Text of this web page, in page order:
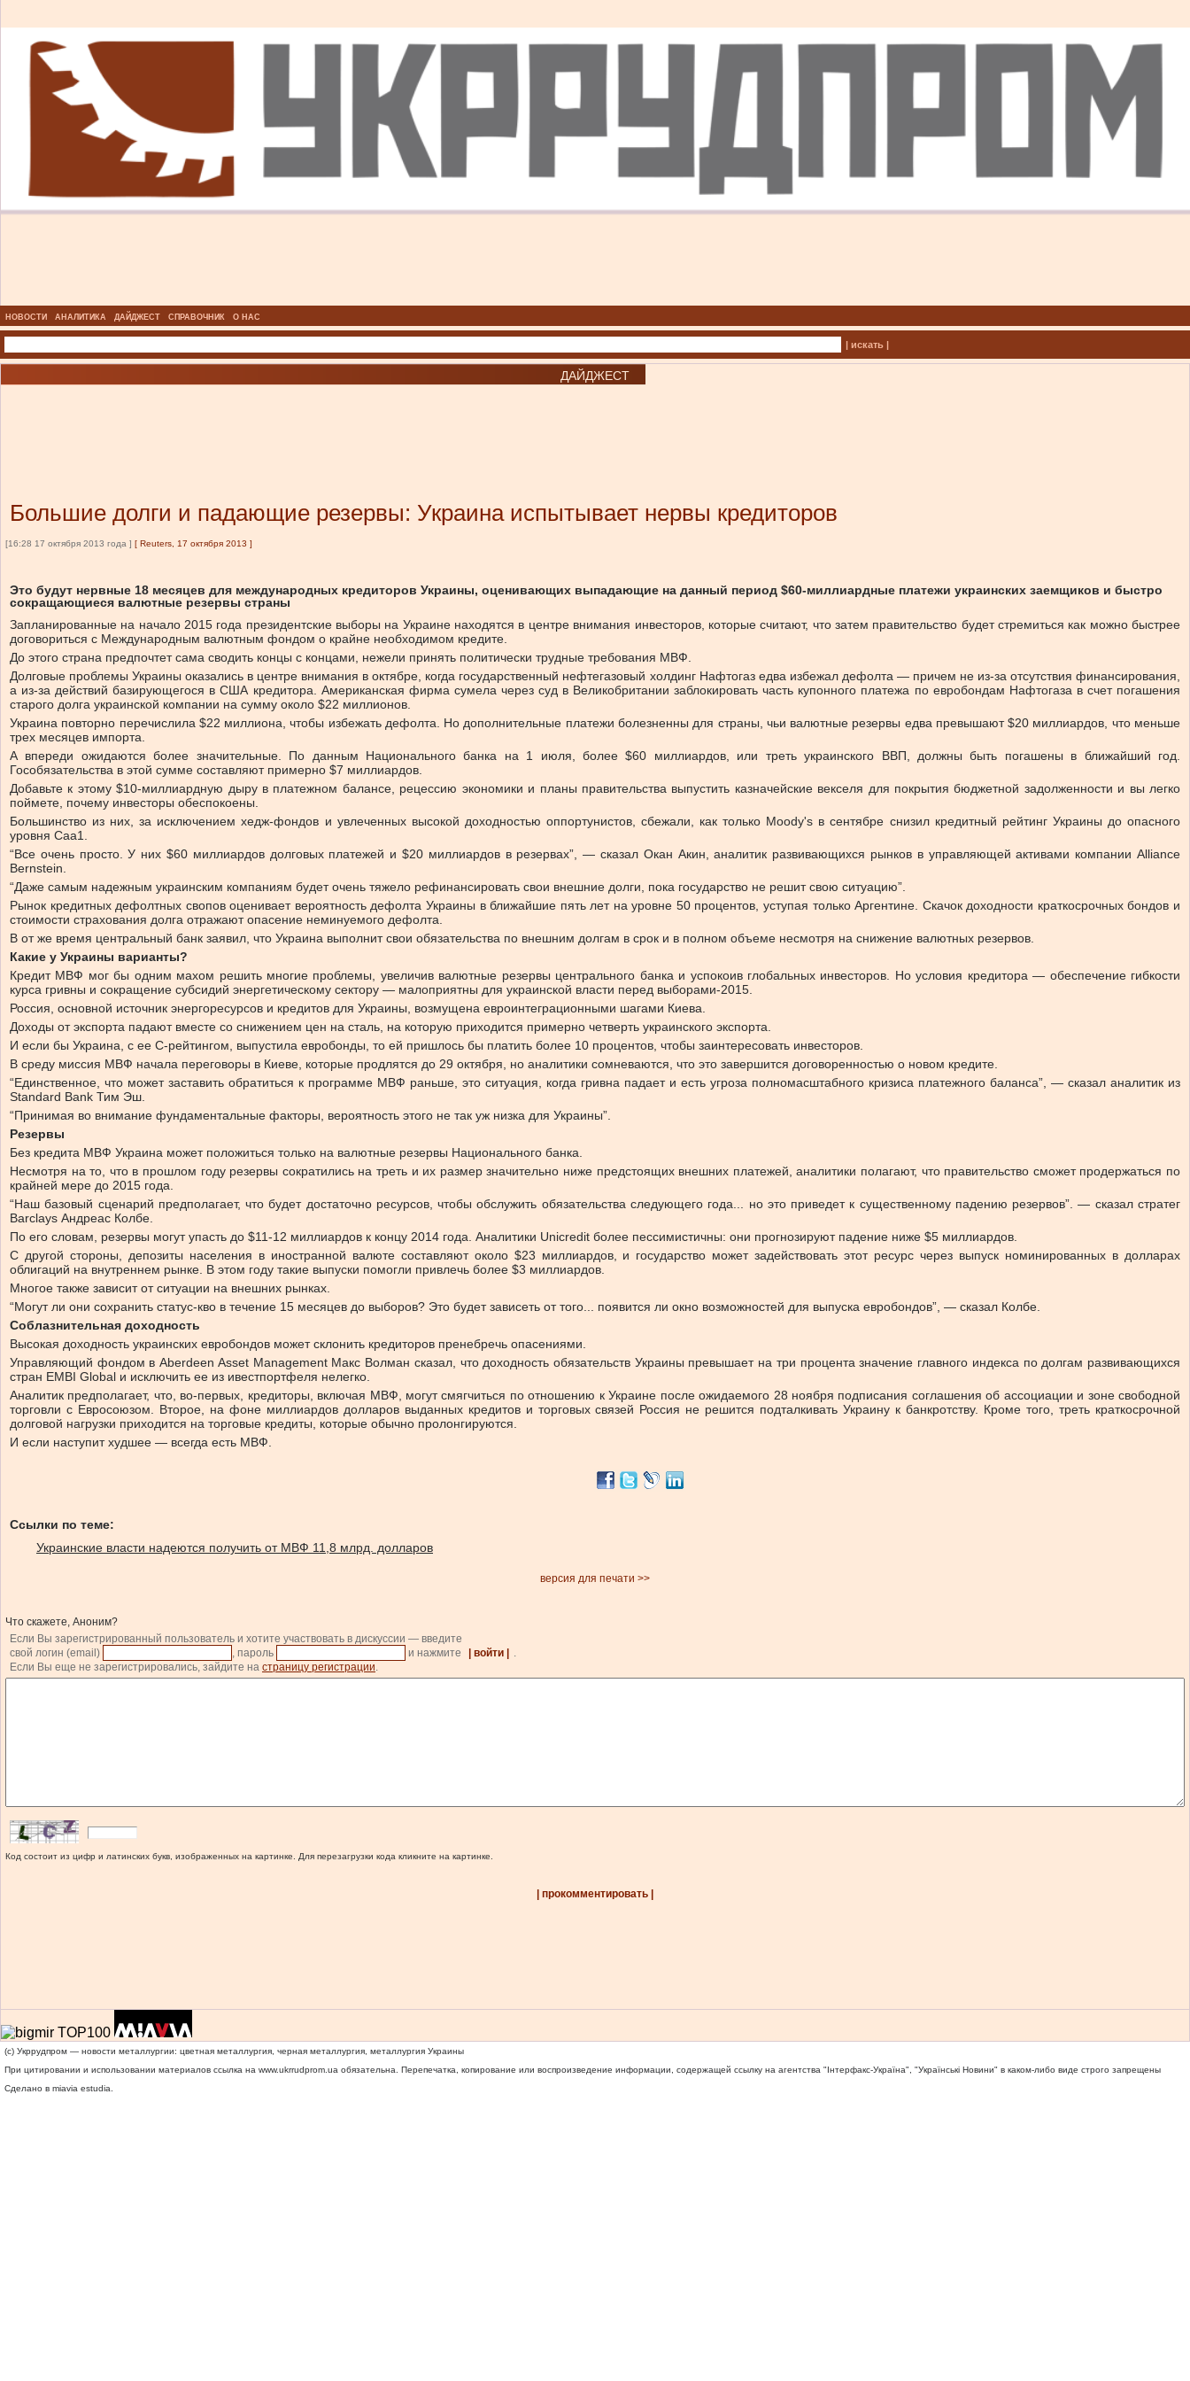
НОВОСТИ АНАЛИТИКА ДАЙДЖЕСТ СПРАВОЧНИК О НАС
| искать |
ДАЙДЖЕСТ
Большие долги и падающие резервы: Украина испытывает нервы кредиторов
[16:28 17 октября 2013 года ] [ Reuters, 17 октября 2013 ]
Это будут нервные 18 месяцев для международных кредиторов Украины, оценивающих выпадающие на данный период $60-миллиардные платежи украинских заемщиков и быстро
сокращающиеся валютные резервы страны
Запланированные на начало 2015 года президентские выборы на Украине находятся в центре внимания инвесторов, которые считают, что затем правительство будет стремиться как можно быстрее
договориться с Международным валютным фондом о крайне необходимом кредите.
До этого страна предпочтет сама сводить концы с концами, нежели принять политически трудные требования МВФ.
Долговые проблемы Украины оказались в центре внимания в октябре, когда государственный нефтегазовый холдинг Нафтогаз едва избежал дефолта — причем не из-за отсутствия финансирования,
а из-за действий базирующегося в США кредитора. Американская фирма сумела через суд в Великобритании заблокировать часть купонного платежа по евробондам Нафтогаза в счет погашения
старого долга украинской компании на сумму около $22 миллионов.
Украина повторно перечислила $22 миллиона, чтобы избежать дефолта. Но дополнительные платежи болезненны для страны, чьи валютные резервы едва превышают $20 миллиардов, что меньше
трех месяцев импорта.
А впереди ожидаются более значительные. По данным Национального банка на 1 июля, более $60 миллиардов, или треть украинского ВВП, должны быть погашены в ближайший год.
Гособязательства в этой сумме составляют примерно $7 миллиардов.
Добавьте к этому $10-миллиардную дыру в платежном балансе, рецессию экономики и планы правительства выпустить казначейские векселя для покрытия бюджетной задолженности и вы легко
поймете, почему инвесторы обеспокоены.
Большинство из них, за исключением хедж-фондов и увлеченных высокой доходностью оппортунистов, сбежали, как только Moody's в сентябре снизил кредитный рейтинг Украины до опасного
уровня Caa1.
“Все очень просто. У них $60 миллиардов долговых платежей и $20 миллиардов в резервах”, — сказал Окан Акин, аналитик развивающихся рынков в управляющей активами компании Alliance
Bernstein.
“Даже самым надежным украинским компаниям будет очень тяжело рефинансировать свои внешние долги, пока государство не решит свою ситуацию”.
Рынок кредитных дефолтных свопов оценивает вероятность дефолта Украины в ближайшие пять лет на уровне 50 процентов, уступая только Аргентине. Скачок доходности краткосрочных бондов и
стоимости страхования долга отражают опасение неминуемого дефолта.
В от же время центральный банк заявил, что Украина выполнит свои обязательства по внешним долгам в срок и в полном объеме несмотря на снижение валютных резервов.
Какие у Украины варианты?
Кредит МВФ мог бы одним махом решить многие проблемы, увеличив валютные резервы центрального банка и успокоив глобальных инвесторов. Но условия кредитора — обеспечение гибкости
курса гривны и сокращение субсидий энергетическому сектору — малоприятны для украинской власти перед выборами-2015.
Россия, основной источник энергоресурсов и кредитов для Украины, возмущена евроинтеграционными шагами Киева.
Доходы от экспорта падают вместе со снижением цен на сталь, на которую приходится примерно четверть украинского экспорта.
И если бы Украина, с ее С-рейтингом, выпустила евробонды, то ей пришлось бы платить более 10 процентов, чтобы заинтересовать инвесторов.
В среду миссия МВФ начала переговоры в Киеве, которые продлятся до 29 октября, но аналитики сомневаются, что это завершится договоренностью о новом кредите.
“Единственное, что может заставить обратиться к программе МВФ раньше, это ситуация, когда гривна падает и есть угроза полномасштабного кризиса платежного баланса”, — сказал аналитик из
Standard Bank Тим Эш.
“Принимая во внимание фундаментальные факторы, вероятность этого не так уж низка для Украины”.
Резервы
Без кредита МВФ Украина может положиться только на валютные резервы Национального банка.
Несмотря на то, что в прошлом году резервы сократились на треть и их размер значительно ниже предстоящих внешних платежей, аналитики полагают, что правительство сможет продержаться по
крайней мере до 2015 года.
“Наш базовый сценарий предполагает, что будет достаточно ресурсов, чтобы обслужить обязательства следующего года... но это приведет к существенному падению резервов”. — сказал стратег
Barclays Андреас Колбе.
По его словам, резервы могут упасть до $11-12 миллиардов к концу 2014 года. Аналитики Uniсredit более пессимистичны: они прогнозируют падение ниже $5 миллиардов.
С другой стороны, депозиты населения в иностранной валюте составляют около $23 миллиардов, и государство может задействовать этот ресурс через выпуск номинированных в долларах
облигаций на внутреннем рынке. В этом году такие выпуски помогли привлечь более $3 миллиардов.
Многое также зависит от ситуации на внешних рынках.
“Могут ли они сохранить статус-кво в течение 15 месяцев до выборов? Это будет зависеть от того... появится ли окно возможностей для выпуска евробондов”, — сказал Колбе.
Соблазнительная доходность
Высокая доходность украинских евробондов может склонить кредиторов пренебречь опасениями.
Управляющий фондом в Aberdeen Asset Management Макс Волман сказал, что доходность обязательств Украины превышает на три процента значение главного индекса по долгам развивающихся
стран EMBI Global и исключить ее из ивестпортфеля нелегко.
Аналитик предполагает, что, во-первых, кредиторы, включая МВФ, могут смягчиться по отношению к Украине после ожидаемого 28 ноября подписания соглашения об ассоциации и зоне свободной
торговли с Евросоюзом. Второе, на фоне миллиардов долларов выданных кредитов и торговых связей Россия не решится подталкивать Украину к банкротству. Кроме того, треть краткосрочной
долговой нагрузки приходится на торговые кредиты, которые обычно пролонгируются.
И если наступит худшее — всегда есть МВФ.
Ссылки по теме:
Украинские власти надеются получить от МВФ 11,8 млрд. долларов
версия для печати >>
Что скажете, Аноним?
Если Вы зарегистрированный пользователь и хотите участвовать в дискуссии — введите
свой логин (email)
, пароль и нажмите | войти |
.
Если Вы еще не зарегистрировались, зайдите на страницу регистрации.
Код состоит из цифр и латинских букв, изображенных на картинке. Для перезагрузки кода кликните на картинке.
| прокомментировать |
(c) Укррудпром — новости металлургии: цветная металлургия, черная металлургия, металлургия Украины
При цитировании и использовании материалов ссылка на www.ukrrudprom.ua обязательна. Перепечатка, копирование или воспроизведение информации, содержащей ссылку на агентства "Iнтерфакс-Україна", "Українськi Новини" в каком-либо виде строго запрещены
Сделано в miavia estudia.